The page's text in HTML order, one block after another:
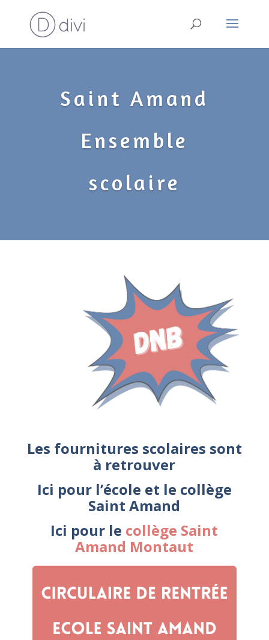
Saint Amand
Ensemble
scolaire
Les fournitures scolaires sont
à retrouver
Ici pour l’école et le collège
Saint Amand
Ici pour le collège Saint
Amand Montaut